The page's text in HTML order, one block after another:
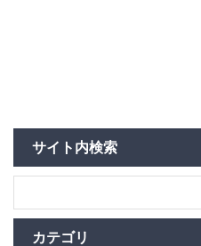
サイト内検索
カテゴリ